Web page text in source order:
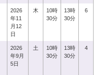
2026
年11
月12
日
木
10時
30分
13時
30分
6
2026
年9月
5日
土
10時
30分
13時
30分
4